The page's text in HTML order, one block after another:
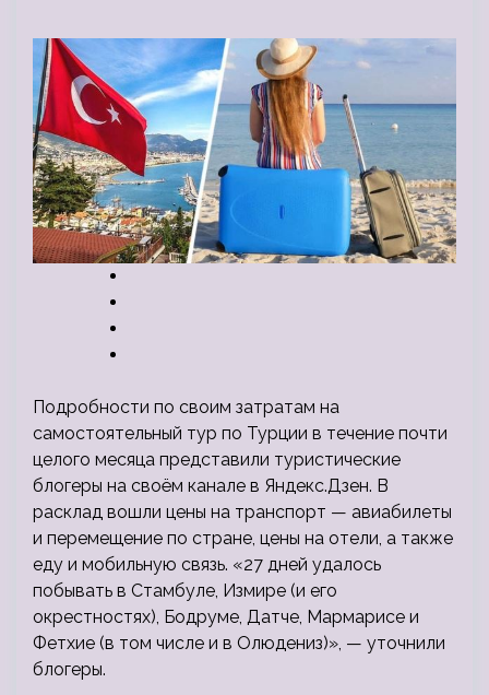
Подробности по своим затратам на
самостоятельный тур по Турции в течение почти
целого месяца представили туристические
блогеры на своём канале в Яндекс.Дзен. В
расклад вошли цены на транспорт — авиабилеты
и перемещение по стране, цены на отели, а также
еду и мобильную связь. «27 дней удалось
побывать в Стамбуле, Измире (и его
окрестностях), Бодруме, Датче, Мармарисе и
Фетхие (в том числе и в Олюдениз)», — уточнили
блогеры.